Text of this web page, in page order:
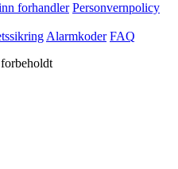
forhandler Personvernpolicy
Alarmkoder FAQ